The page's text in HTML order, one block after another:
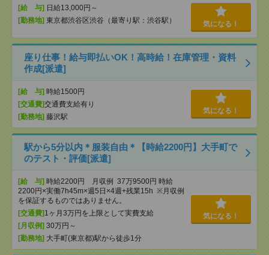
[給 与] 日給13,000円～
[勤務地] 東京都渋谷区渋谷（最寄り駅：渋谷駅） 気になる！
座り仕事！給与即払いOK！高時給！在庫管理・資料
作成[派遣]
[給 与] 時給1500円
[交通費]交通費支給有り
[勤務地] 藤沢駅
気になる！
駅から5分以内＊服装自由＊【時給2200円】大手町で
のテスト・評価[派遣]
[給 与] 時給2200円 月収例 37万9500円 時給
2200円×実働7h45m×週5日×4週+残業15h ※月収例
を保証するものではありません。
[交通費] 1ヶ月3万円を上限として実費支給
[月収例] 30万円～
[勤務地] 大手町(東京都)駅から徒歩1分
気になる！